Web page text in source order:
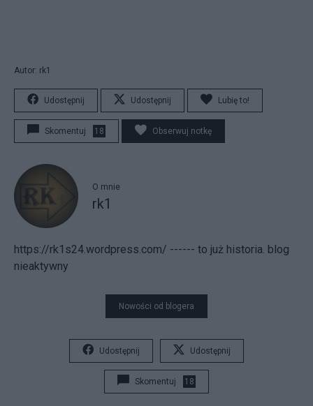
Autor: rk1
Udostępnij Udostępnij Lubię to!
Skomentuj 18 Obserwuj notkę
O mnie
rk1
https://rk1s24.wordpress.com/ ------ to już historia. blog
nieaktywny
Nowości od blogera
Udostępnij Udostępnij
Skomentuj 18